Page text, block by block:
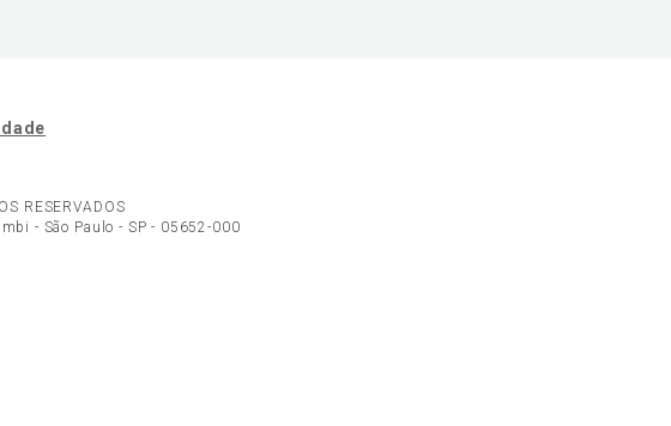
RESERVADOS
- São Paulo - SP - 05652-000